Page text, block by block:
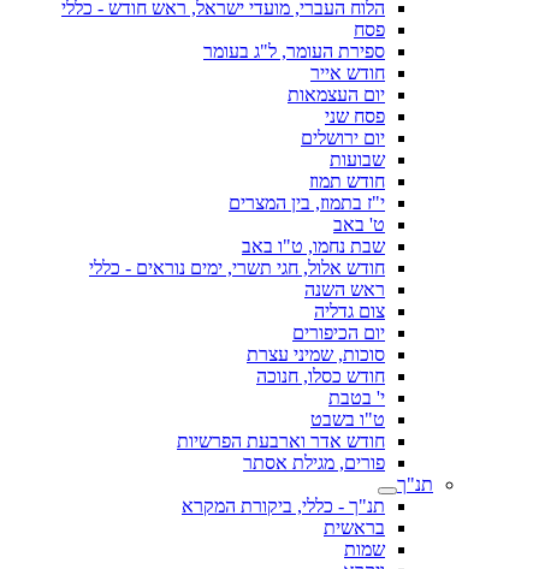
הלוח העברי, מועדי ישראל, ראש חודש - כללי
פסח
ספירת העומר, ל"ג בעומר
חודש אייר
יום העצמאות
פסח שני
יום ירושלים
שבועות
חודש תמוז
י"ז בתמוז, בין המצרים
ט' באב
שבת נחמו, ט"ו באב
חודש אלול, חגי תשרי, ימים נוראים - כללי
ראש השנה
צום גדליה
יום הכיפורים
סוכות, שמיני עצרת
חודש כסלו, חנוכה
י' בטבת
ט"ו בשבט
חודש אדר וארבעת הפרשיות
פורים, מגילת אסתר
תנ"ך
תנ"ך - כללי, ביקורת המקרא
בראשית
שמות